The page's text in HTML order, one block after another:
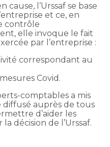
cause, l’Urssaf se base
et ce, en
contrôle
elle invoque le fait
par l’entreprise :
correspondant au
Covid.
comptables a mis
auprès de tous
d’aider les
décision de l’Urssaf.